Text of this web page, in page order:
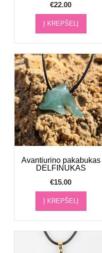
€22.00
Į KREPŠELĮ
Avantiurino pakabukas
DELFINUKAS
€15.00
Į KREPŠELĮ